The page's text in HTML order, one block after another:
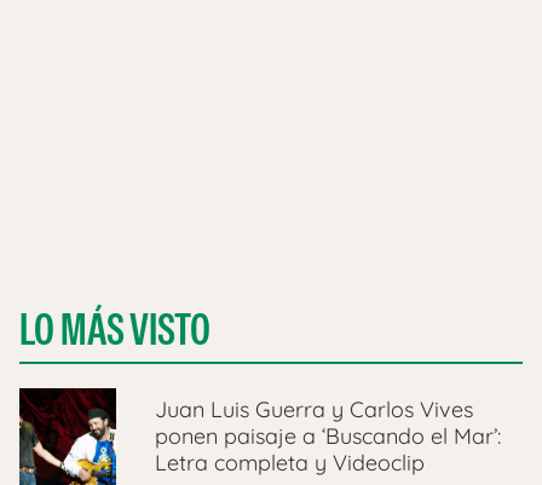
LO MÁS VISTO
Juan Luis Guerra y Carlos Vives
ponen paisaje a ‘Buscando el Mar’:
Letra completa y Videoclip